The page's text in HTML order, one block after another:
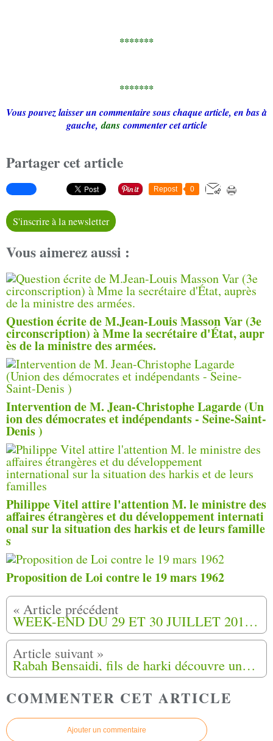
*******
*******
Vous pouvez laisser un commentaire sous chaque article, en bas à
gauche,dans commenter cet article
Partager cet article
Repost 0
S'inscrire à la newsletter
Vous aimerez aussi :
Question écrite de M.Jean-Louis Masson Var (3e
circonscription) à Mme la secrétaire d'État, aupr
ès de la ministre des armées.
Intervention de M. Jean-Christophe Lagarde (Un
ion des démocrates et indépendants - Seine-Saint-
Denis )
Philippe Vitel attire l'attention M. le ministre des
affaires étrangères et du développement internati
onal sur la situation des harkis et de leurs famille
s
Proposition de Loi contre le 19 mars 1962
WEEK-END DU 29 ET 30 JUILLET 2016, À ST MAURICE L’ARDOISE (30) SOUS LE SIGNE DU RECUEILLEMENT ET DU SOUVENIR (3)
Rabah Bensaidi, fils de harki découvre une tombe cachée pendant deux cents ans
COMMENTER CET ARTICLE
Ajouter un commentaire